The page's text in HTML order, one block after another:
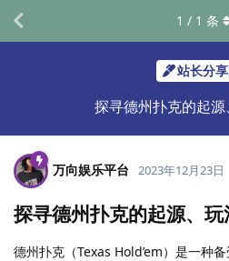
站长分
探寻德州扑克的起
1 / 1 条
万向娱乐平台 2023年12月23日
探寻德州扑克的起源、
德州扑克（Texas Hold’em）是一种